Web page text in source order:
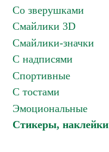
Со зверушками
Смайлики 3D
Смайлики-значки
С надписями
Спортивные
С тостами
Эмоциональные
Стикеры, наклейки